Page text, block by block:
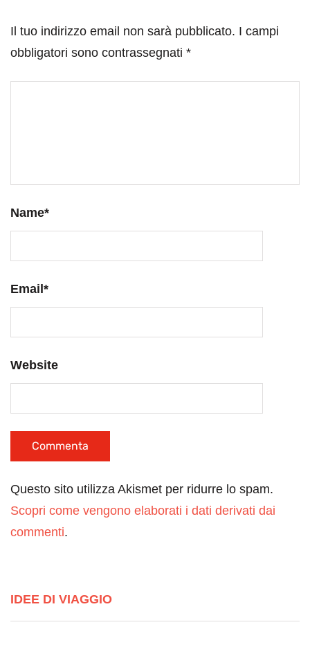
Il tuo indirizzo email non sarà pubblicato. I campi
obbligatori sono contrassegnati *
Name*
Email *
Website
Questo sito utilizza Akismet per ridurre lo spam.
Scopri come vengono elaborati i dati derivati dai
commenti.
IDEE DI VIAGGIO